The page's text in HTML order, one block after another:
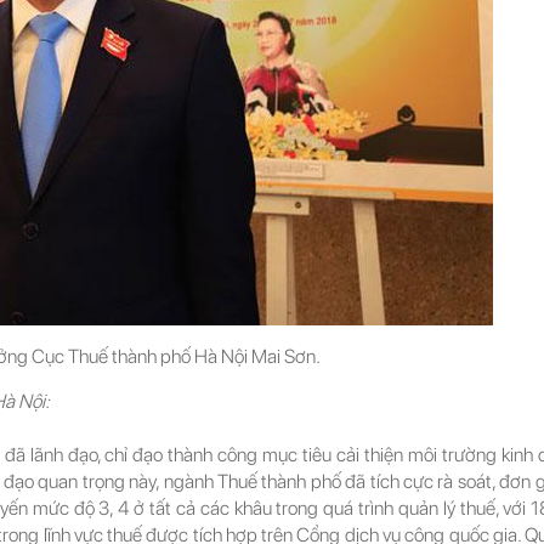
Cục Thuế thành phố Hà Nội Mai Sơn.
Nội:
lãnh đạo, chỉ đạo thành công mục tiêu cải thiện môi trường kinh
quan trọng này, ngành Thuế thành phố đã tích cực rà soát, đơn
mức độ 3, 4 ở tất cả các khâu trong quá trình quản lý thuế, với
lĩnh vực thuế được tích hợp trên Cổng dịch vụ công quốc gia.